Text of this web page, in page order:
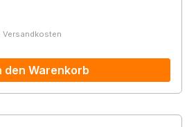
Versandkosten
den Warenkorb